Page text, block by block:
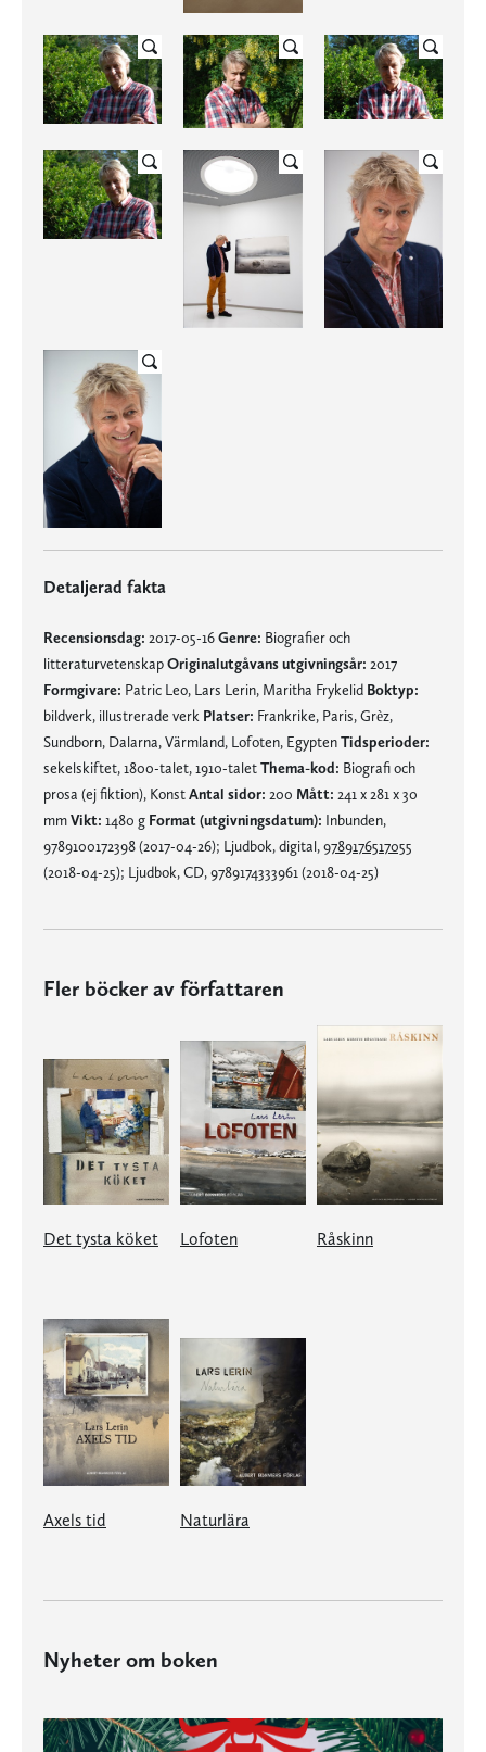
Detaljerad fakta
Recensionsdag: 2017-05-16Genre: Biografier och
litteraturvetenskapOriginalutgåvans utgivningsår: 2017
Formgivare: Patric Leo, Lars Lerin, Maritha Frykelid Boktyp:
bildverk, illustrerade verk Platser: Frankrike, Paris, Grèz,
Sundborn, Dalarna, Värmland, Lofoten, EgyptenTidsperioder:
sekelskiftet, 1800-talet, 1910-taletThema-kod: Biografi och
prosa (ej fiktion), KonstAntal sidor: 200 Mått: 241 x 281 x 30
mmVikt: 1480 g Format (utgivningsdatum): Inbunden,
9789100172398 (2017-04-26); Ljudbok, digital,9789176517055
(2018-04-25); Ljudbok, CD, 9789174333961 (2018-04-25)
Fler böcker av författaren
Det tysta köket Lofoten Råskinn
Axels tid Naturlära
Nyheter om boken